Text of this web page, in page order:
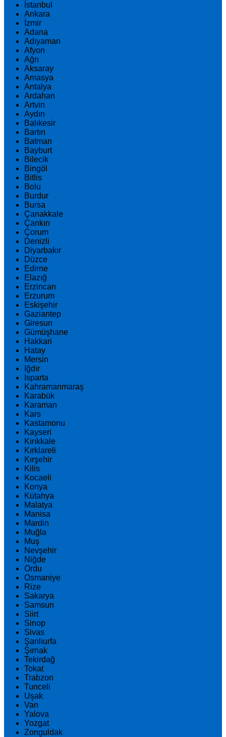
İstanbul
Ankara
İzmir
Adana
Adıyaman
Afyon
Ağrı
Aksaray
Amasya
Antalya
Ardahan
Artvin
Aydın
Balıkesir
Bartın
Batman
Bayburt
Bilecik
Bingöl
Bitlis
Bolu
Burdur
Bursa
Çanakkale
Çankırı
Çorum
Denizli
Diyarbakır
Düzce
Edirne
Elazığ
Erzincan
Erzurum
Eskişehir
Gaziantep
Giresun
Gümüşhane
Hakkari
Hatay
Mersin
Iğdır
Isparta
Kahramanmaraş
Karabük
Karaman
Kars
Kastamonu
Kayseri
Kırıkkale
Kırklareli
Kırşehir
Kilis
Kocaeli
Konya
Kütahya
Malatya
Manisa
Mardin
Muğla
Muş
Nevşehir
Niğde
Ordu
Osmaniye
Rize
Sakarya
Samsun
Siirt
Sinop
Sivas
Şanlıurfa
Şırnak
Tekirdağ
Tokat
Trabzon
Tunceli
Uşak
Van
Yalova
Yozgat
Zonguldak